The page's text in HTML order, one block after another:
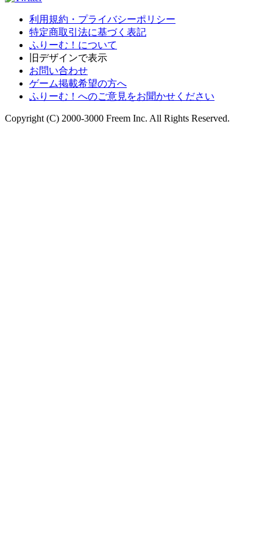
利用規約・プライバシーポリシー
特定商取引法に基づく表記
ふりーむ！について
旧デザインで表示
お問い合わせ
ゲーム掲載希望の方へ
ふりーむ！へのご意見をお聞かせください
Copyright (C) 2000-3000 Freem Inc. All Rights Reserved.